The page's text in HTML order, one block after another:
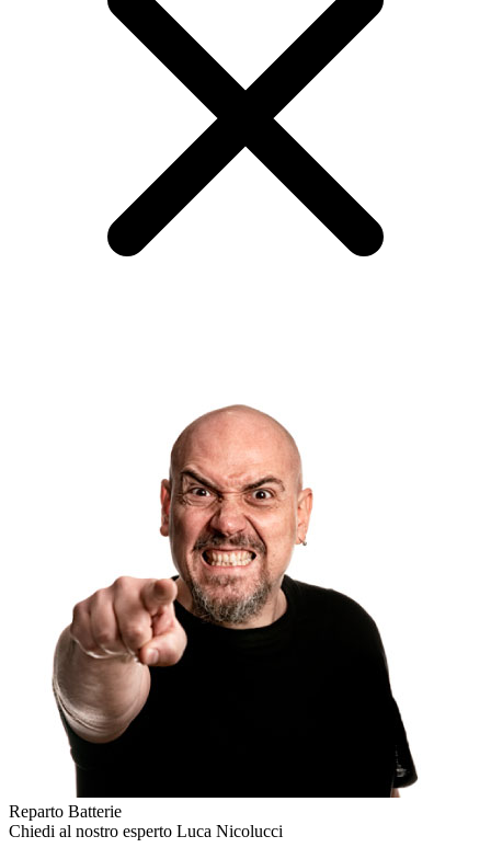
Reparto Batterie
Chiedi al nostro esperto Luca Nicolucci